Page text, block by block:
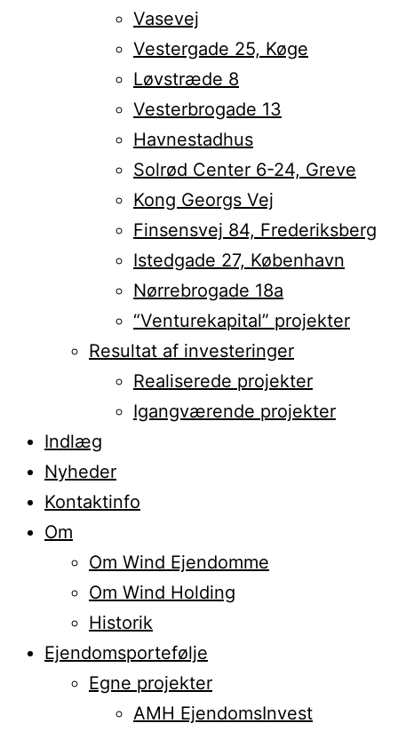
Vasevej
Vestergade 25, Køge
Løvstræde 8
Vesterbrogade 13
Havnestadhus
Solrød Center 6-24, Greve
Kong Georgs Vej
Finsensvej 84, Frederiksberg
Istedgade 27, København
Nørrebrogade 18a
“Venturekapital” projekter
Resultat af investeringer
Realiserede projekter
Igangværende projekter
Indlæg
Nyheder
Kontaktinfo
Om
Om Wind Ejendomme
Om Wind Holding
Historik
Ejendomsportefølje
Egne projekter
AMH EjendomsInvest